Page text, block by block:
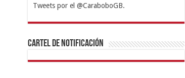
Tweets por el @CaraboboGB.
1xbetBetturkeyBetistKralbetSupertotobetTipobet
https://mvbcasino.com/
Cartel de Notificación